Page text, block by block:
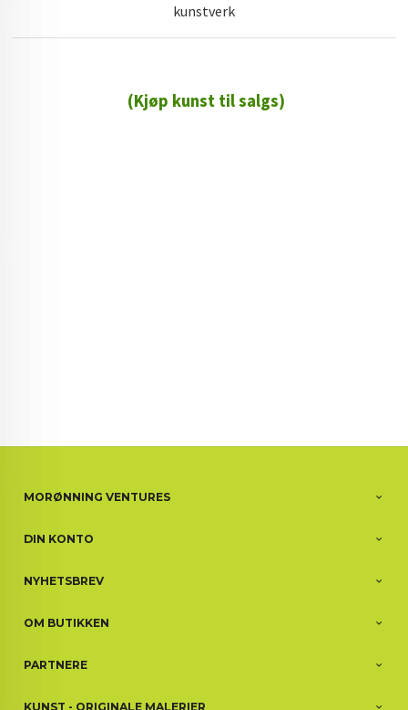
kunstverk
(Kjøp kunst til salgs)
MORØNNING VENTURES
DIN KONTO
NYHETSBREV
OM BUTIKKEN
PARTNERE
KUNST - ORIGINALE MALERIER